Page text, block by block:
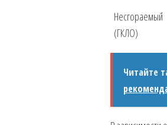
Несгораемый
(ГКЛО)
Читайте